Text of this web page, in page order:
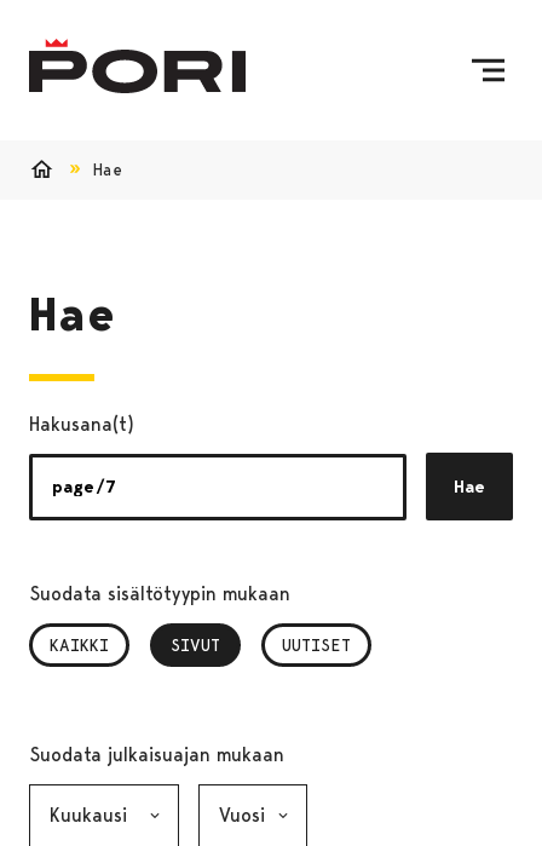
Hae
Hae
Hakusana(t)
Hae
Suodata sisältötyypin mukaan
KAIKKI SIVUT
, VALITTU UUTISET
Suodata julkaisuajan mukaan